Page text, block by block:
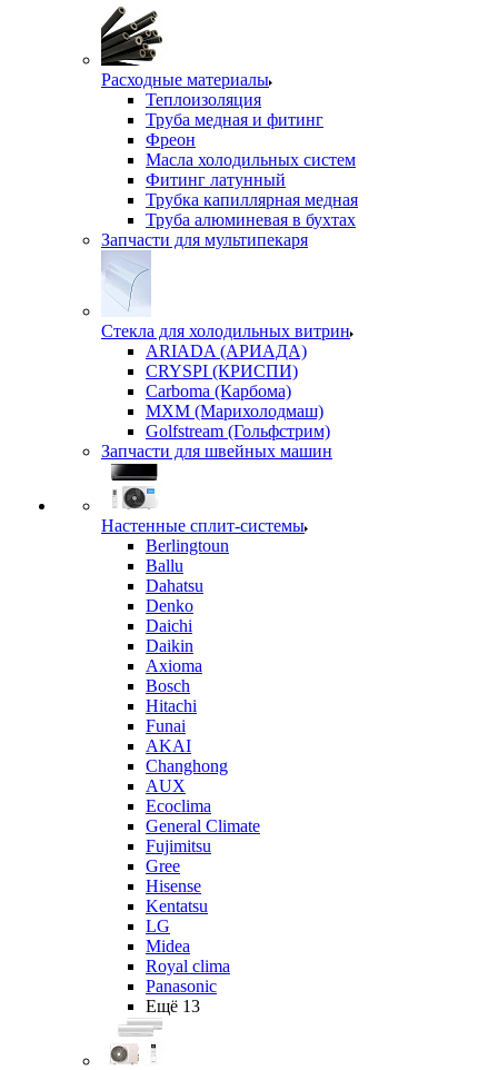
Расходные материалы
Теплоизоляция
Труба медная и фитинг
Фреон
Масла холодильных систем
Фитинг латунный
Трубка капиллярная медная
Труба алюминевая в бухтах
Запчасти для мультипекаря
Стекла для холодильных витрин
ARIADA (АРИАДА)
CRYSPI (КРИСПИ)
Carboma (Карбома)
MXM (Марихолодмаш)
Golfstream (Гольфстрим)
Запчасти для швейных машин
Настенные сплит-системы
Berlingtoun
Ballu
Dahatsu
Denko
Daichi
Daikin
Axioma
Bosch
Hitachi
Funai
AKAI
Changhong
AUX
Ecoclima
General Climate
Fujimitsu
Gree
Hisense
Kentatsu
LG
Midea
Royal clima
Panasonic
Ещё 13